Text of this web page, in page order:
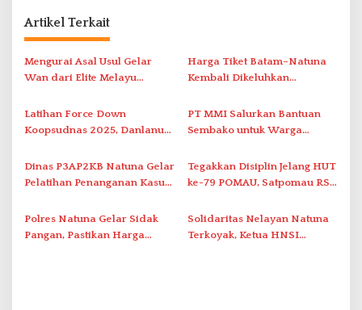
g
a
s
i
o
Artikel Terkait
Mengurai Asal Usul Gelar
Wan dari Elite Melayu
Harga Tiket Batam–Natuna
Kembali Dikeluhkan
Latihan Force Down
Koopsudnas 2025, Danlanud
Sukhoi Amankan Udara RI
PT MMI Salurkan Bantuan
Sembako untuk Warga
Wujud Tanggung Jawab
Sosial
Dinas P3AP2KB Natuna Gelar
Pelatihan Penanganan Kasus
Perempuan dan Anak
Tegakkan Disiplin Jelang HUT
ke-79 POMAU, Satpomau RSA
Polres Natuna Gelar Sidak
Pangan, Pastikan Harga
Solidaritas Nelayan Natuna
Terkoyak, Ketua HNSI